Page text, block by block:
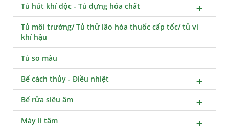
Tủ hút khí độc - Tủ đựng hóa chất
Tủ môi trường/ Tủ thử lão hóa thuốc cấp tốc/ tủ vi
khí hậu
Tủ so màu
Bể cách thủy - Điều nhiệt
Bể rửa siêu âm
Máy li tâm